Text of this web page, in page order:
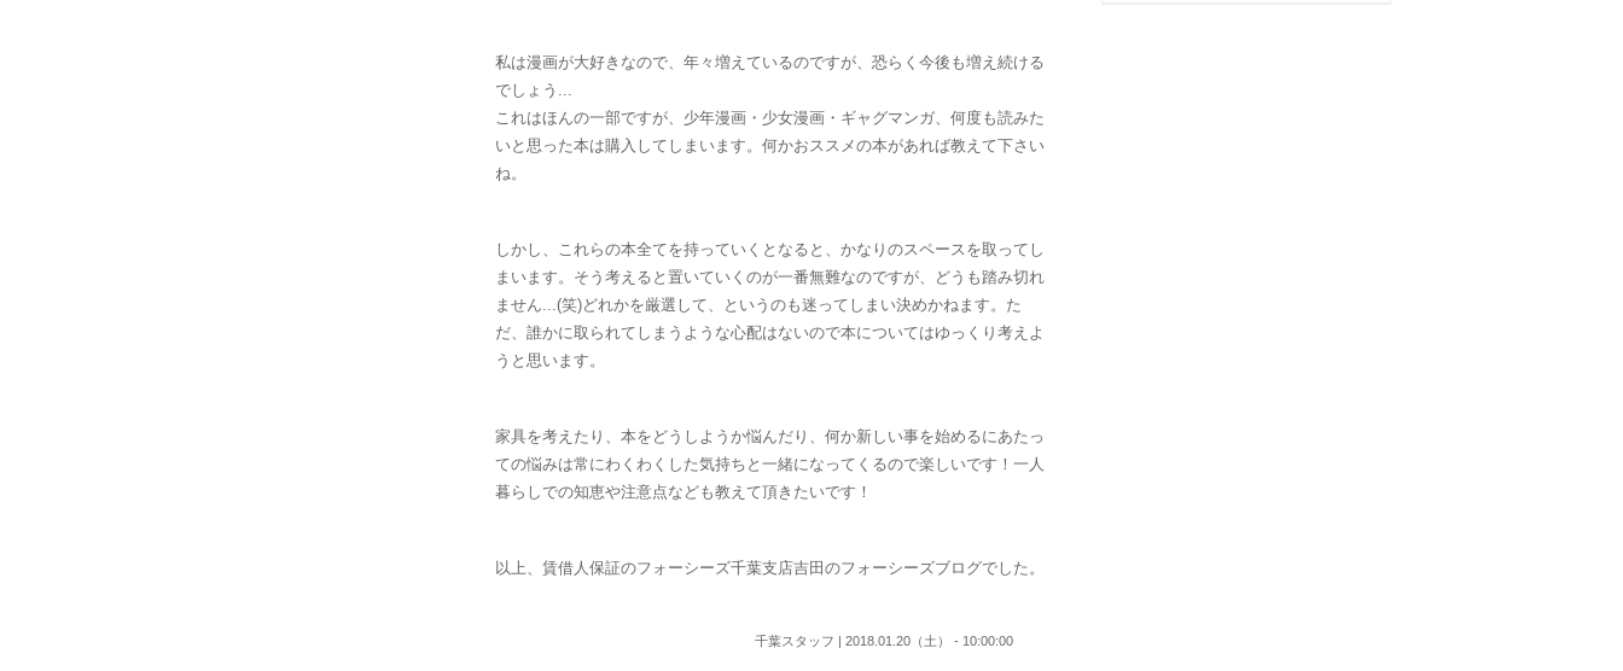
私は漫画が大好きなので、年々増えているのですが、恐らく今後も増え続ける
でしょう...
これはほんの一部ですが、少年漫画・少女漫画・ギャグマンガ、何度も読みた
いと思った本は購入してしまいます。何かおススメの本があれば教えて下さい
ね。
しかし、これらの本全てを持っていくとなると、かなりのスペースを取ってし
まいます。そう考えると置いていくのが一番無難なのですが、どうも踏み切れ
ません...(笑)どれかを厳選して、というのも迷ってしまい決めかねます。た
だ、誰かに取られてしまうような心配はないので本についてはゆっくり考えよ
うと思います。
家具を考えたり、本をどうしようか悩んだり、何か新しい事を始めるにあたっ
ての悩みは常にわくわくした気持ちと一緒になってくるので楽しいです！一人
暮らしでの知恵や注意点なども教えて頂きたいです！
以上、賃借人保証のフォーシーズ千葉支店吉田のフォーシーズブログでした。
千葉スタッフ | 2018.01.20（土） - 10:00:00